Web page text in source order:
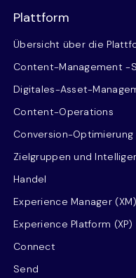
Plattform
Übersicht über die
Content-Management -
Digitales-Asset-
Content-Operations
Conversion-Optimierung
Zielgruppen und
Handel
Experience Manager (XM)
Experience Platform (XP)
Connect
Send